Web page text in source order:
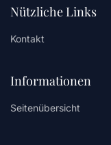
Nützliche Links
Kontakt
Informationen
Seitenübersicht